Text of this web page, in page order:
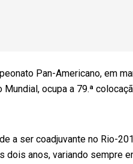
Pan-Americano, em
ocupa a 79.ª
a ser coadjuvante no Rio-
anos, variando sempre